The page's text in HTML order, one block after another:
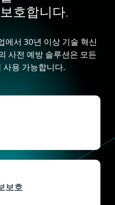
호합니다.
에서 30년 이상 기술 혁신
사전 예방 솔루션은 모든
사용 가능합니다.
보호